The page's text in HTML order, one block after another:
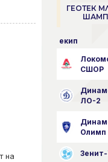
на
ГЕОТЕК
екип
СШОР
ЛО-2
Олимп